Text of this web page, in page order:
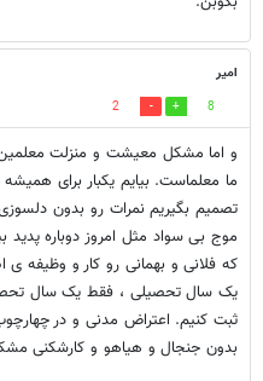
امیر
8
2
و اما مشکل معیشت و منزلت
ما معلماست. بیایم یکبار برای
تصمیم بگیریم نمرات رو بدون
موج بی سواد مثل امروز دوباره پدید
که فلانی و بهمانی رو کار و وظیفه ی
یک سال تحصیلی ، فقط یک سال
ثبت کنیم. اعتراض مدنی و در
بدون جنجال و هیاهو و کارشکنی